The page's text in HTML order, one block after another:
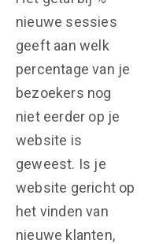
nieuwe sessies
geeft aan welk
percentage van je
bezoekers nog
niet eerder op je
website is
geweest. Is je
website gericht op
het vinden van
nieuwe klanten,